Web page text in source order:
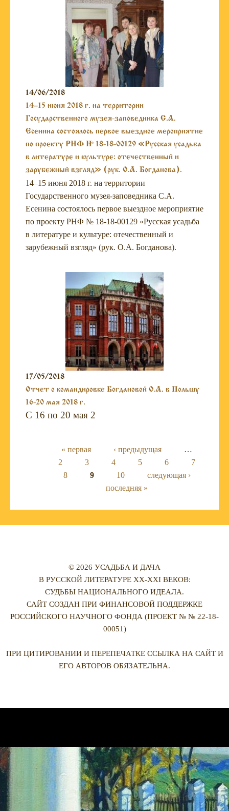
14/06/2018
14–15 июня 2018 г. на территории
Государственного музея-заповедника С.А.
Есенина состоялось первое выездное мероприятие
по проекту РНФ № 18-18-00129 «Русская усадьба
в литературе и культуре: отечественный и
зарубежный взгляд» (рук. О.А. Богданова).
14–15 июня 2018 г. на территории
Государственного музея-заповедника С.А.
Есенина состоялось первое выездное мероприятие
по проекту РНФ № 18-18-00129 «Русская усадьба
в литературе и культуре: отечественный и
зарубежный взгляд» (рук. О.А. Богданова).
17/05/2018
Отчет о командировке Богдановой О.А. в Польшу
16-20 мая 2018 г.
С 16 по 20 мая 2
Страницы
« первая ‹ предыдущая
…
2
3 4 5 6
7
8
9 10
следующая ›
последняя »
© 2026 УСАДЬБА И ДАЧА
В РУССКОЙ ЛИТЕРАТУРЕ XX-XXI ВЕКОВ:
СУДЬБЫ НАЦИОНАЛЬНОГО ИДЕАЛА.
САЙТ СОЗДАН ПРИ ФИНАНСОВОЙ ПОДДЕРЖКЕ
РОССИЙСКОГО НАУЧНОГО ФОНДА (ПРОЕКТ № № 22-18-
00051)
ПРИ ЦИТИРОВАНИИ И ПЕРЕПЕЧАТКЕ ССЫЛКА НА САЙТ И
ЕГО АВТОРОВ ОБЯЗАТЕЛЬНА.